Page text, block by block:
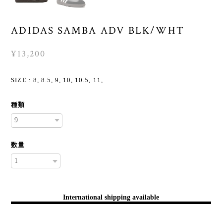
ADIDAS SAMBA ADV BLK/WHT
¥13,200
SIZE : 8, 8.5, 9, 10, 10.5, 11,
種類
数量
International shipping available